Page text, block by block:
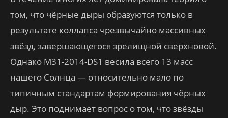
том, что чёрные дыры образуются только в
результате коллапса чрезвычайно массивных
звёзд, завершающегося зрелищной сверхновой.
Однако M31-2014-DS1 весила всего 13 масс
нашего Солнца — относительно мало по
типичным стандартам формирования чёрных
дыр. Это поднимает вопрос о том, что звёзды